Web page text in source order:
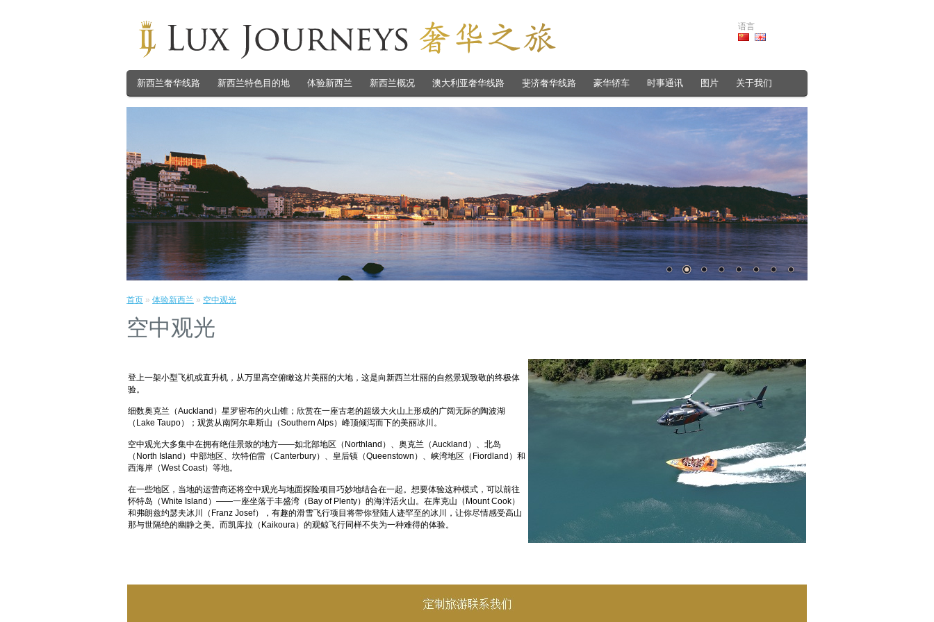
语言
新西兰奢华线路 新西兰特色目的地 体验新西兰 新西兰概况 澳大利亚奢华线路 斐济奢华线路 豪华轿车 时事通讯 图片 关于我们
首页 » 体验新西兰 » 空中观光
空中观光
登上一架小型飞机或直升机，从万里高空俯瞰这片美丽的大地，这是向新西兰壮丽的自然景观致敬的终极体
验。
细数奥克兰（Auckland）星罗密布的火山锥；欣赏在一座古老的超级大火山上形成的广阔无际的陶波湖
（Lake Taupo）；观赏从南阿尔卑斯山（Southern Alps）峰顶倾泻而下的美丽冰川。
空中观光大多集中在拥有绝佳景致的地方——如北部地区（Northland）、奥克兰（Auckland）、北岛
（North Island）中部地区、坎特伯雷（Canterbury）、皇后镇（Queenstown）、峡湾地区（Fiordland）和
西海岸（West Coast）等地。
在一些地区，当地的运营商还将空中观光与地面探险项目巧妙地结合在一起。想要体验这种模式，可以前往
怀特岛（White Island）——一座坐落于丰盛湾（Bay of Plenty）的海洋活火山。在库克山（Mount Cook）
和弗朗兹约瑟夫冰川（Franz Josef），有趣的滑雪飞行项目将带你登陆人迹罕至的冰川，让你尽情感受高山
那与世隔绝的幽静之美。而凯库拉（Kaikoura）的观鲸飞行同样不失为一种难得的体验。